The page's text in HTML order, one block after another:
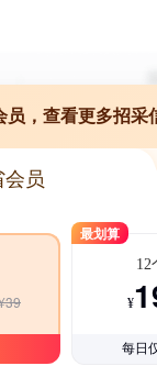
员，查看更多招采
员
最划算
12
¥
每日